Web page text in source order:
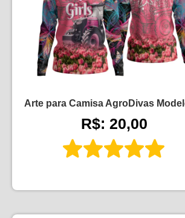
Arte para Camisa AgroDivas
R$: 20,00